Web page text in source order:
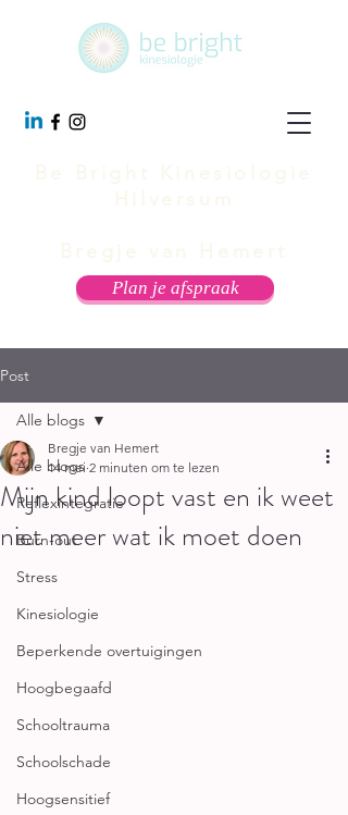
Plan je afspraak
Post
Alle blogs
Reflexintegratie
Burn-out
Stress
Kinesiologie
Beperkende overtuigingen
Hoogbegaafd
Schooltrauma
Schoolschade
Hoogsensitief
Alle blogs
Mijn kind loopt vast en ik weet
niet meer wat ik moet doen
Bregje van Hemert
14 mei 2 minuten om te lezen